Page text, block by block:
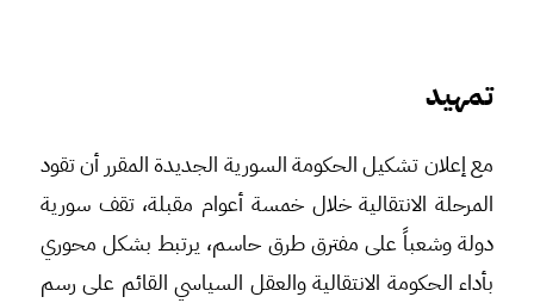
تمهيد
مع إعلان تشكيل الحكومة السورية الجديدة المقرر أن تقود
المرحلة الانتقالية خلال خمسة أعوام مقبلة، تقف سورية
دولة وشعباً على مفترق طرق حاسم، يرتبط بشكل محوري
بأداء الحكومة الانتقالية والعقل السياسي القائم على رسم